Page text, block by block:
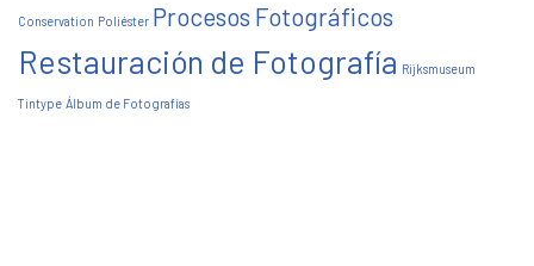
Conservation Poliéster Procesos Fotográficos
Restauración de Fotografía Rijksmuseum
Tintype Álbum de Fotografías